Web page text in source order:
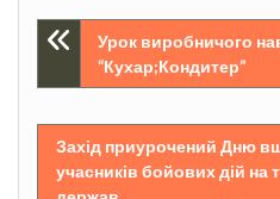
Навігація
записів
Урок виробничого
“Кухар;Кондитер”
Захід приурочений Дню
учасників бойових дій на